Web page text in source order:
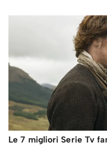
Le 7 migliori Serie Tv